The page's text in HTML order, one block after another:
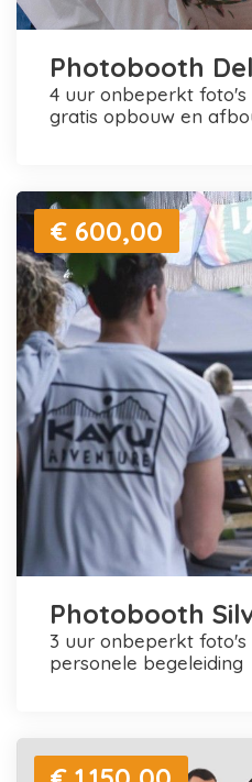
Photobooth
4 uur onbeperkt foto's maken en printen +
gratis opbouw en
€ 600,00
Photobooth
3 uur onbeperkt foto's maken en printen +
personele begeleiding